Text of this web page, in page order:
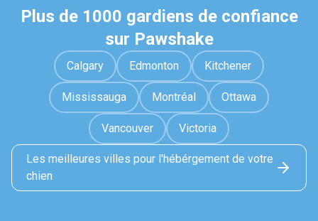
Plus de 1000 gardiens de confiance
sur Pawshake
Calgary Edmonton Kitchener
Mississauga Montréal Ottawa
Vancouver Victoria
Les meilleures villes pour l'hébérgement de votre
chien